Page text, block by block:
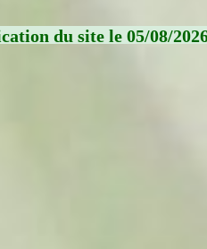
du site le 05/08/